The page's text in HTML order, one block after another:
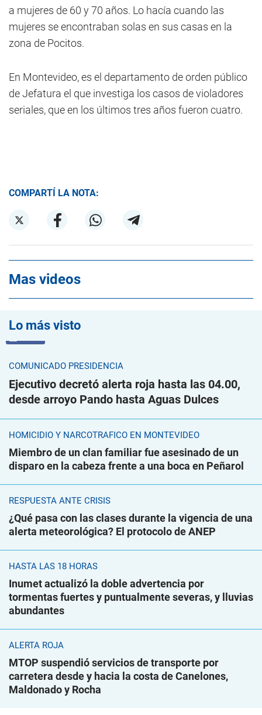
a mujeres de 60 y 70 años. Lo hacía cuando las
mujeres se encontraban solas en sus casas en la
zona de Pocitos.
En Montevideo, es el departamento de orden público
de Jefatura el que investiga los casos de violadores
seriales, que en los últimos tres años fueron cuatro.
COMPARTÍ LA NOTA:
Mas videos
Lo más visto
COMUNICADO PRESIDENCIA
Ejecutivo decretó alerta roja hasta las 04.00,
desde arroyo Pando hasta Aguas Dulces
HOMICIDIO Y NARCOTRÁFICO EN MONTEVIDEO
Miembro de un clan familiar fue asesinado de un
disparo en la cabeza frente a una boca en Peñarol
RESPUESTA ANTE CRISIS
¿Qué pasa con las clases durante la vigencia de una
alerta meteorológica? El protocolo de ANEP
HASTA LAS 18 HORAS
Inumet actualizó la doble advertencia por
tormentas fuertes y puntualmente severas, y lluvias
abundantes
ALERTA ROJA
MTOP suspendió servicios de transporte por
carretera desde y hacia la costa de Canelones,
Maldonado y Rocha